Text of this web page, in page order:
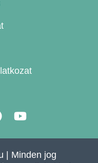
Y
u
t
| Minden jog